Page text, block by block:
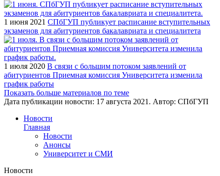
1 июня 2021 СПбГУП публикует расписание вступительных
экзаменов для абитуриентов бакалавриата и специалитета
1 июля 2020 В связи с большим потоком заявлений от
абитуриентов Приемная комиссия Университета изменила
график работы
Показать больше материалов по теме
Дата публикации новости: 17 августа 2021 . Автор: СПбГУП
Новости
Главная
Новости
Анонсы
Университет и СМИ
Новости